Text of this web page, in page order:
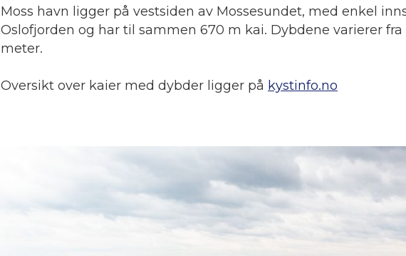
Moss havn ligger på vestsiden av Mossesundet, med enkel
Oslofjorden og har til sammen 670 m kai. Dybdene varierer fra
meter.
Oversikt over kaier med dybder ligger på kystinfo.no